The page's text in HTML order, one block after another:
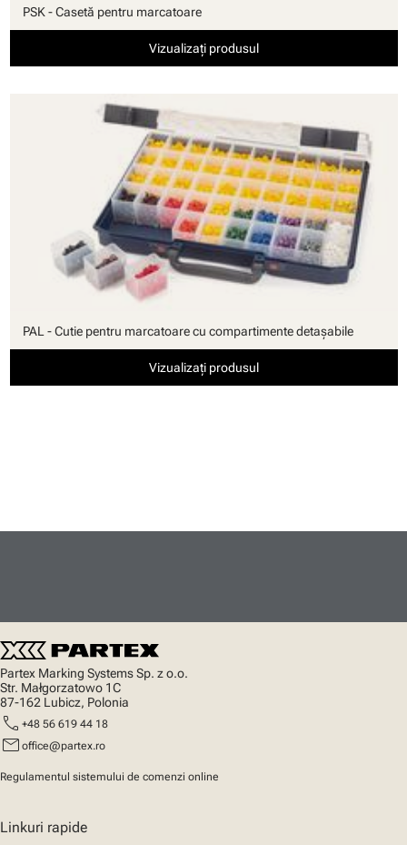
PSK - Casetă pentru marcatoare
Vizualizați produsul
PAL - Cutie pentru marcatoare cu compartimente detaşabile
Vizualizați produsul
Partex Marking Systems Sp. z o.o.
Str. Małgorzatowo 1C
87-162 Lubicz, Polonia
call +48 56 619 44 18
mail office@partex.ro
Regulamentul sistemului de comenzi online
Linkuri rapide